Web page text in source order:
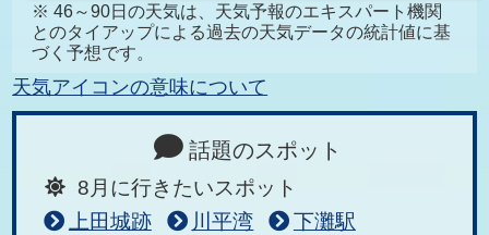
※ 46～90日の天気は、天気予報のエキスパート機関
とのタイアップによる過去の天気データの統計値に基
づく予想です。
天気アイコンの意味について
話題のスポット
8月に行きたいスポット
上田城跡
川平湾
下灘駅